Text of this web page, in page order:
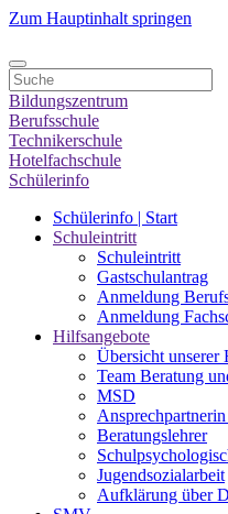
Zum Hauptinhalt springen
Bildungszentrum
Berufsschule
Technikerschule
Hotelfachschule
Schülerinfo
Schülerinfo | Start
Schuleintritt
Schuleintritt
Gastschulantrag
Anmeldung
Anmeldung
Hilfsangebote
Übersicht unserer
Team Beratung
MSD
Beratungslehrer
Jugendsozialarbeit
Aufklärung über